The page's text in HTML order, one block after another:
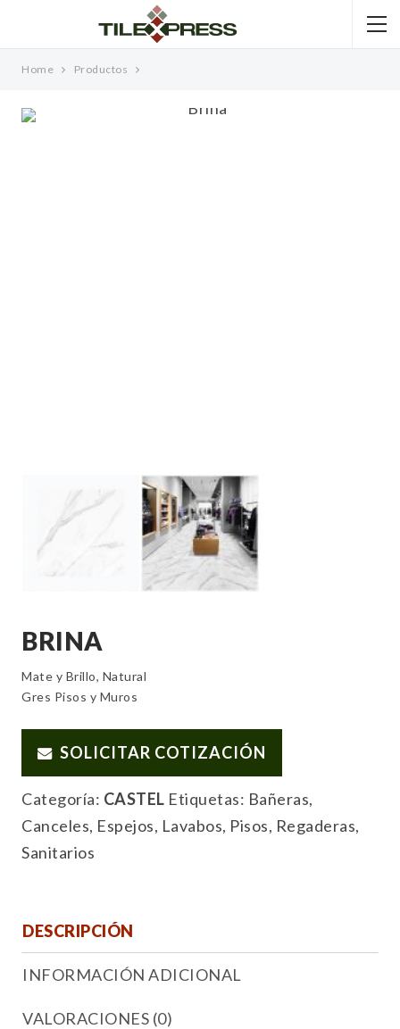
Home Productos
BRINA
Mate y Brillo, Natural
Gres Pisos y Muros
SOLICITAR COTIZACIÓN
Categoría: CASTEL Etiquetas: Bañeras,
Canceles, Espejos, Lavabos, Pisos, Regaderas,
Sanitarios
DESCRIPCIÓN
INFORMACIÓN ADICIONAL
VALORACIONES (0)